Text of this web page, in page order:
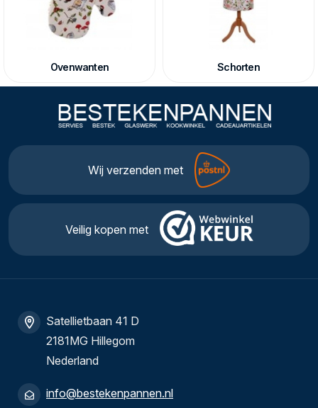
Ovenwanten Schorten
Wij verzenden met
Veilig kopen met
Satellietbaan 41 D
2181MG Hillegom
Nederland
info@bestekenpannen.nl